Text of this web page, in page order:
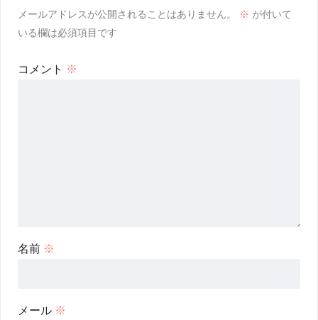
メールアドレスが公開されることはありません。 ※ が付いて
いる欄は必須項目です
コメント ※
名前 ※
メール ※